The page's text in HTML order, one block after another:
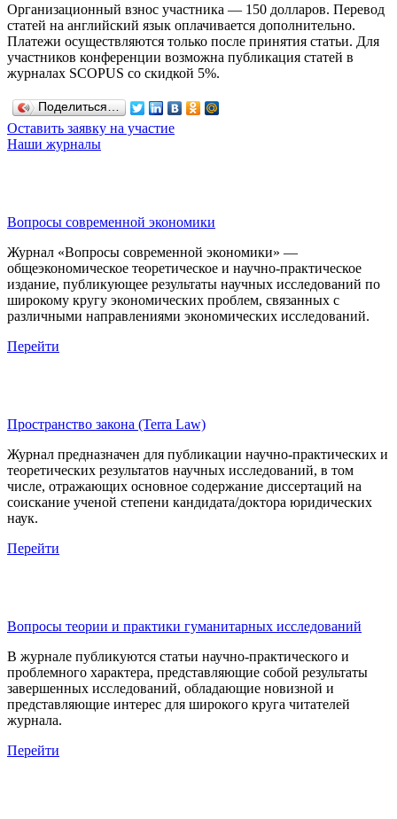
Организационный взнос участника — 150 долларов. Перевод
статей на английский язык оплачивается дополнительно.
Платежи осуществляются только после принятия статьи. Для
участников конференции возможна публикация статей в
журналах SCOPUS со скидкой 5%.
Поделиться…
Оставить заявку на участие
Наши журналы
Вопросы современной экономики
Журнал «Вопросы современной экономики» —
общеэкономическое теоретическое и научно-практическое
издание, публикующее результаты научных исследований по
широкому кругу экономических проблем, связанных с
различными направлениями экономических исследований.
Перейти
Пространство закона (Terra Law)
Журнал предназначен для публикации научно-практических и
теоретических результатов научных исследований, в том
числе, отражающих основное содержание диссертаций на
соискание ученой степени кандидата/доктора юридических
наук.
Перейти
Вопросы теории и практики гуманитарных исследований
В журнале публикуются статьи научно-практического и
проблемного характера, представляющие собой результаты
завершенных исследований, обладающие новизной и
представляющие интерес для широкого круга читателей
журнала.
Перейти